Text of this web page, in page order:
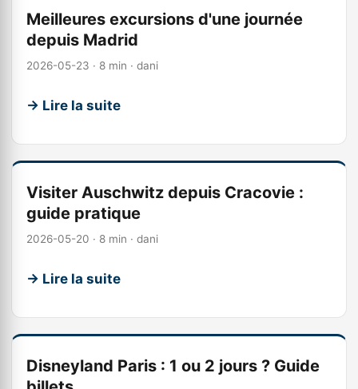
Meilleures excursions d'une journée
depuis Madrid
2026-05-23 · 8 min · dani
→ Lire la suite
Visiter Auschwitz depuis Cracovie :
guide pratique
2026-05-20 · 8 min · dani
→ Lire la suite
Disneyland Paris : 1 ou 2 jours ? Guide